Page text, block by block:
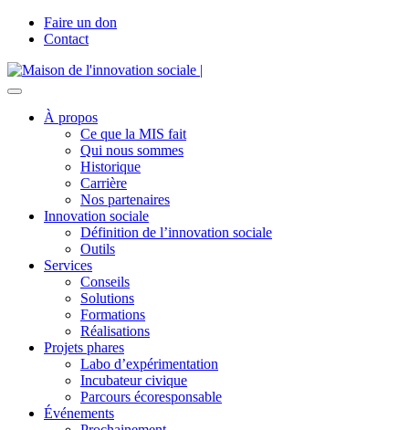
Faire un don
Contact
À propos
Ce que la MIS fait
Qui nous sommes
Historique
Carrière
Nos partenaires
Innovation sociale
Définition de l’innovation sociale
Outils
Services
Conseils
Solutions
Formations
Réalisations
Projets phares
Labo d’expérimentation
Incubateur civique
Parcours écoresponsable
Événements